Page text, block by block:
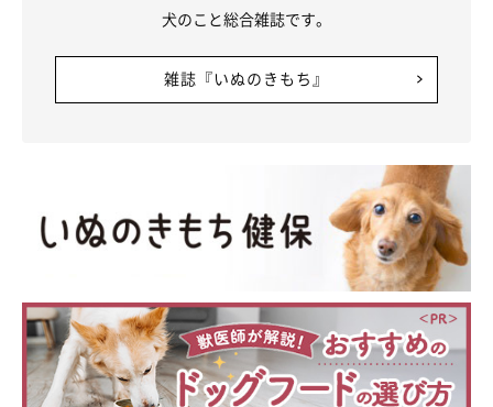
犬のこと総合雑誌です。
雑誌『いぬのきもち』